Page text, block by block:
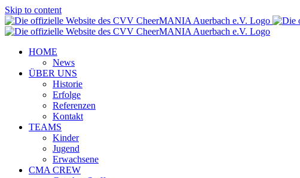
Skip to content
HOME
News
ÜBER UNS
Historie
Erfolge
Referenzen
Kontakt
TEAMS
Kinder
Jugend
Erwachsene
CMA CREW